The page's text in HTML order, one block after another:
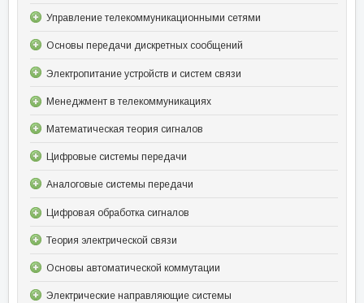
Управление телекоммуникационными сетями
Основы передачи дискретных сообщений
Электропитание устройств и систем связи
Менеджмент в телекоммуникациях
Математическая теория сигналов
Цифровые системы передачи
Аналоговые системы передачи
Цифровая обработка сигналов
Теория электрической связи
Основы автоматической коммутации
Электрические направляющие системы